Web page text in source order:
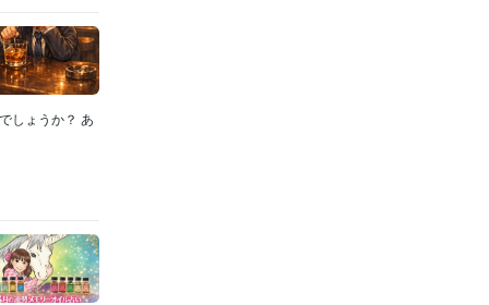
しょうか？ あ